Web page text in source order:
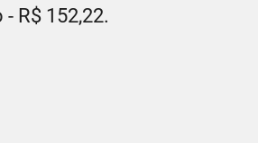
- R$ 152,22.